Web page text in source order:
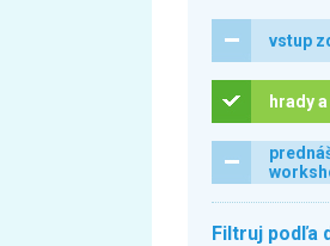
vstup
hrady
Filtruj podľa